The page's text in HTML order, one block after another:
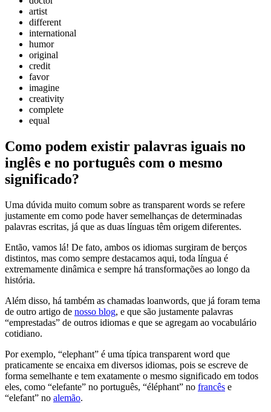
artist
different
international
humor
original
credit
favor
imagine
creativity
complete
equal
Como podem existir palavras iguais no
inglês e no português com o mesmo
significado?
Uma dúvida muito comum sobre as transparent words se refere
justamente em como pode haver semelhanças de determinadas
palavras escritas, já que as duas línguas têm origem diferentes.
Então, vamos lá! De fato, ambos os idiomas surgiram de berços
distintos, mas como sempre destacamos aqui, toda língua é
extremamente dinâmica e sempre há transformações ao longo da
história.
Além disso, há também as chamadas loanwords, que já foram tema
de outro artigo de nosso blog, e que são justamente palavras
“emprestadas” de outros idiomas e que se agregam ao vocabulário
cotidiano.
Por exemplo, “elephant” é uma típica transparent word que
praticamente se encaixa em diversos idiomas, pois se escreve de
forma semelhante e tem exatamente o mesmo significado em todos
eles, como “elefante” no português, “éléphant” no francês e
“elefant” no alemão.